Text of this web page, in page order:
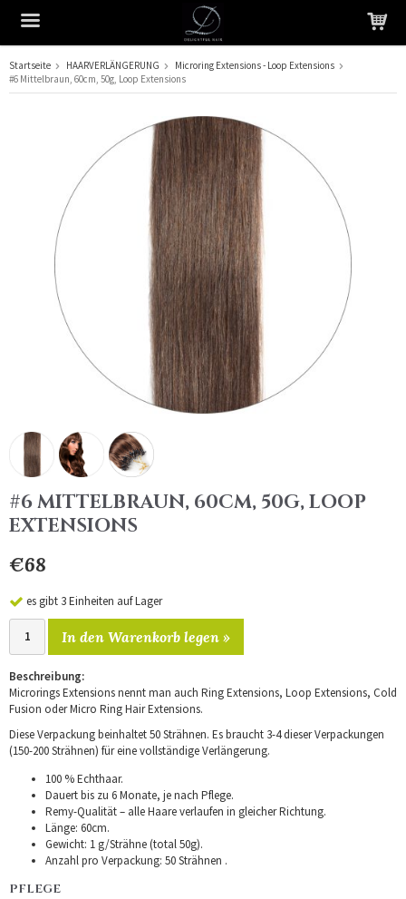
Das Produkt wurde in Ihren Warenkorb gelegt
Startseite HAARVERLÄNGERUNG
Microring Extensions - Loop Extensions
#6 Mittelbraun, 60cm, 50g, Loop Extensions
#6 MITTELBRAUN, 60CM, 50G, LOOP
EXTENSIONS
€68
es gibt 3 Einheiten auf Lager
In den Warenkorb legen »
Beschreibung:
Microrings Extensions nennt man auch Ring Extensions, Loop Extensions, Cold
Fusion oder Micro Ring Hair Extensions.
Diese Verpackung beinhaltet 50 Strähnen. Es braucht 3-4 dieser Verpackungen
(150-200 Strähnen) für eine vollständige Verlängerung.
100 % Echthaar.
Dauert bis zu 6 Monate, je nach Pflege.
Remy-Qualität – alle Haare verlaufen in gleicher Richtung.
Länge: 60cm.
Gewicht: 1 g/Strähne (total 50g).
Anzahl pro Verpackung: 50 Strähnen .
PFLEGE